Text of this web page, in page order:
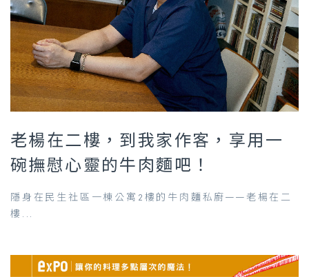
老楊在二樓，到我家作客，享用一
碗撫慰心靈的牛肉麵吧！
隱身在民生社區一棟公寓2樓的牛肉麵私廚——老楊在二
樓...